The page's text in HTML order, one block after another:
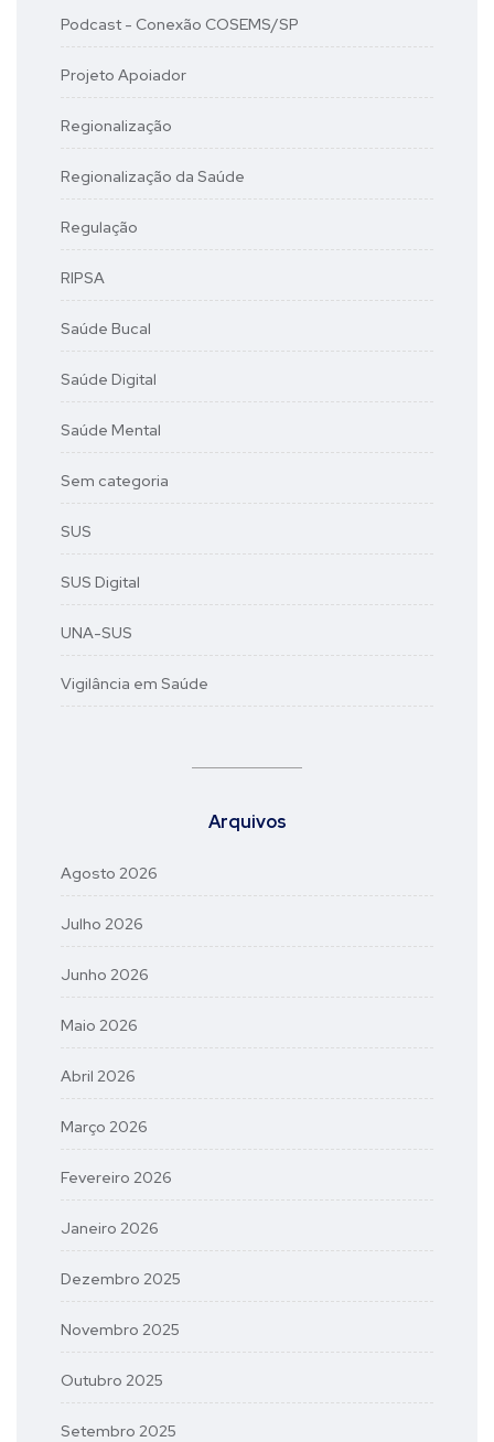
Podcast - Conexão COSEMS/SP
Projeto Apoiador
Regionalização
Regionalização da Saúde
Regulação
RIPSA
Saúde Bucal
Saúde Digital
Saúde Mental
Sem categoria
SUS
SUS Digital
UNA-SUS
Vigilância em Saúde
Arquivos
Agosto 2026
Julho 2026
Junho 2026
Maio 2026
Abril 2026
Março 2026
Fevereiro 2026
Janeiro 2026
Dezembro 2025
Novembro 2025
Outubro 2025
Setembro 2025